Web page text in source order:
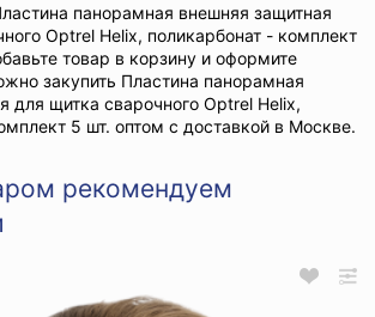
панорамная внешняя защитная
Optrel Helix, поликарбонат - комплект
товар в корзину и оформите
закупить Пластина панорамная
для щитка сварочного Optrel Helix,
5 шт. оптом с доставкой в Москве.
рекомендуем